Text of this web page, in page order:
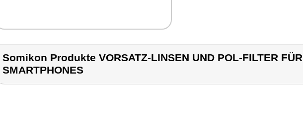
Somikon Produkte VORSATZ-LINSEN UND POL-FILTER FÜR
SMARTPHONES